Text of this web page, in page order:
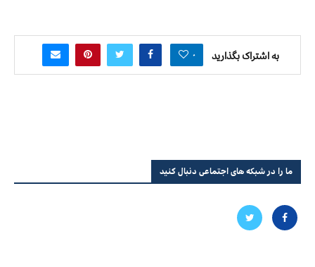
به اشتراک بگذارید ۰
ما را در شبکه های اجتماعی دنبال کنید